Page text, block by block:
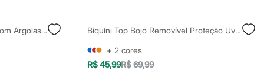
Biquíni Top Faixa Feminino Com Argolas Sem Alça Marrom
Biquíni Top Bojo Removível Proteção Uv Verde
+ 2 cores
R$ 45,99R$ 69,99